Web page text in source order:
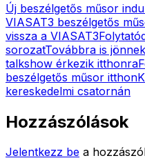
Új beszélgetős műsor
VIASAT3 beszélgetős
vissza a VIASAT3
sorozatTovábbra is
talkshow érkezik itthonra
beszélgetős műsor itthon
kereskedelmi csatornán
Hozzászólások
Jelentkezz be a